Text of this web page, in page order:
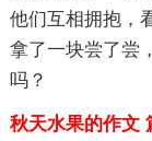
他们互相拥抱，
拿了一块尝了尝
吗？
秋天水果的作文